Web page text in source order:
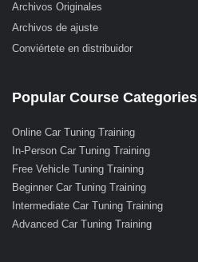
Archivos Originales
Archivos de ajuste
Conviértete en distribuidor
Popular Course Categories
Online Car Tuning Training
In-Person Car Tuning Training
Free Vehicle Tuning Training
Beginner Car Tuning Training
Intermediate Car Tuning Training
Advanced Car Tuning Training